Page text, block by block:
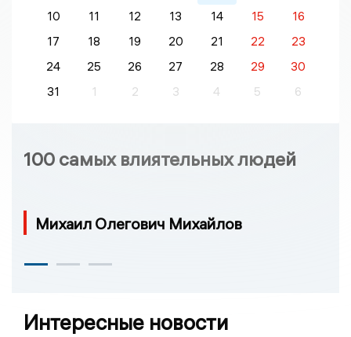
10
11 12 13 14 15
16
17
18 19 20 21 22
23
24
25 26 27 28 29
30
31
1 2 3 4 5 6
100 самых влиятельных людей
Михаил Олегович Михайлов
Интересные новости